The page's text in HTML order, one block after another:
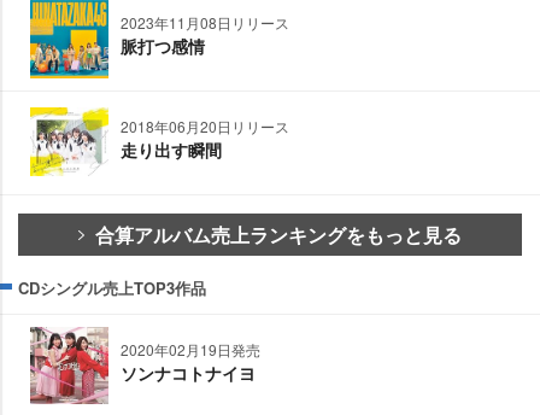
2023年11月08日リリース
脈打つ感情
2018年06月20日リリース
走り出す瞬間
合算アルバム売上ランキングをもっと見る
CDシングル売上TOP3作品
2020年02月19日発売
ソンナコトナイヨ